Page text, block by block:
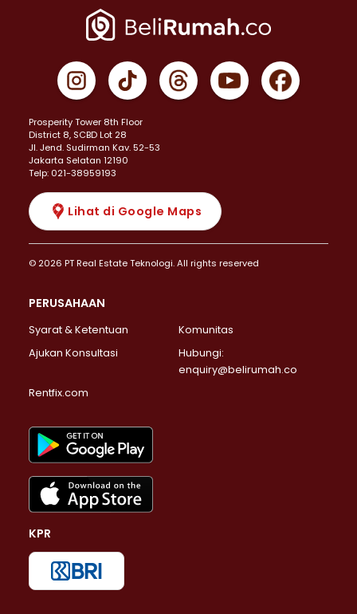
Prosperity Tower 8th Floor
District 8, SCBD Lot 28
JI. Jend. Sudirman Kav. 52-53
Jakarta Selatan 12190
Telp: 021-38959193
Lihat di Google Maps
© 2026 PT Real Estate Teknologi. All rights reserved
PERUSAHAAN
Syarat & Ketentuan
Komunitas
Ajukan Konsultasi
Hubungi:
enquiry@belirumah.co
Rentfix.com
KPR